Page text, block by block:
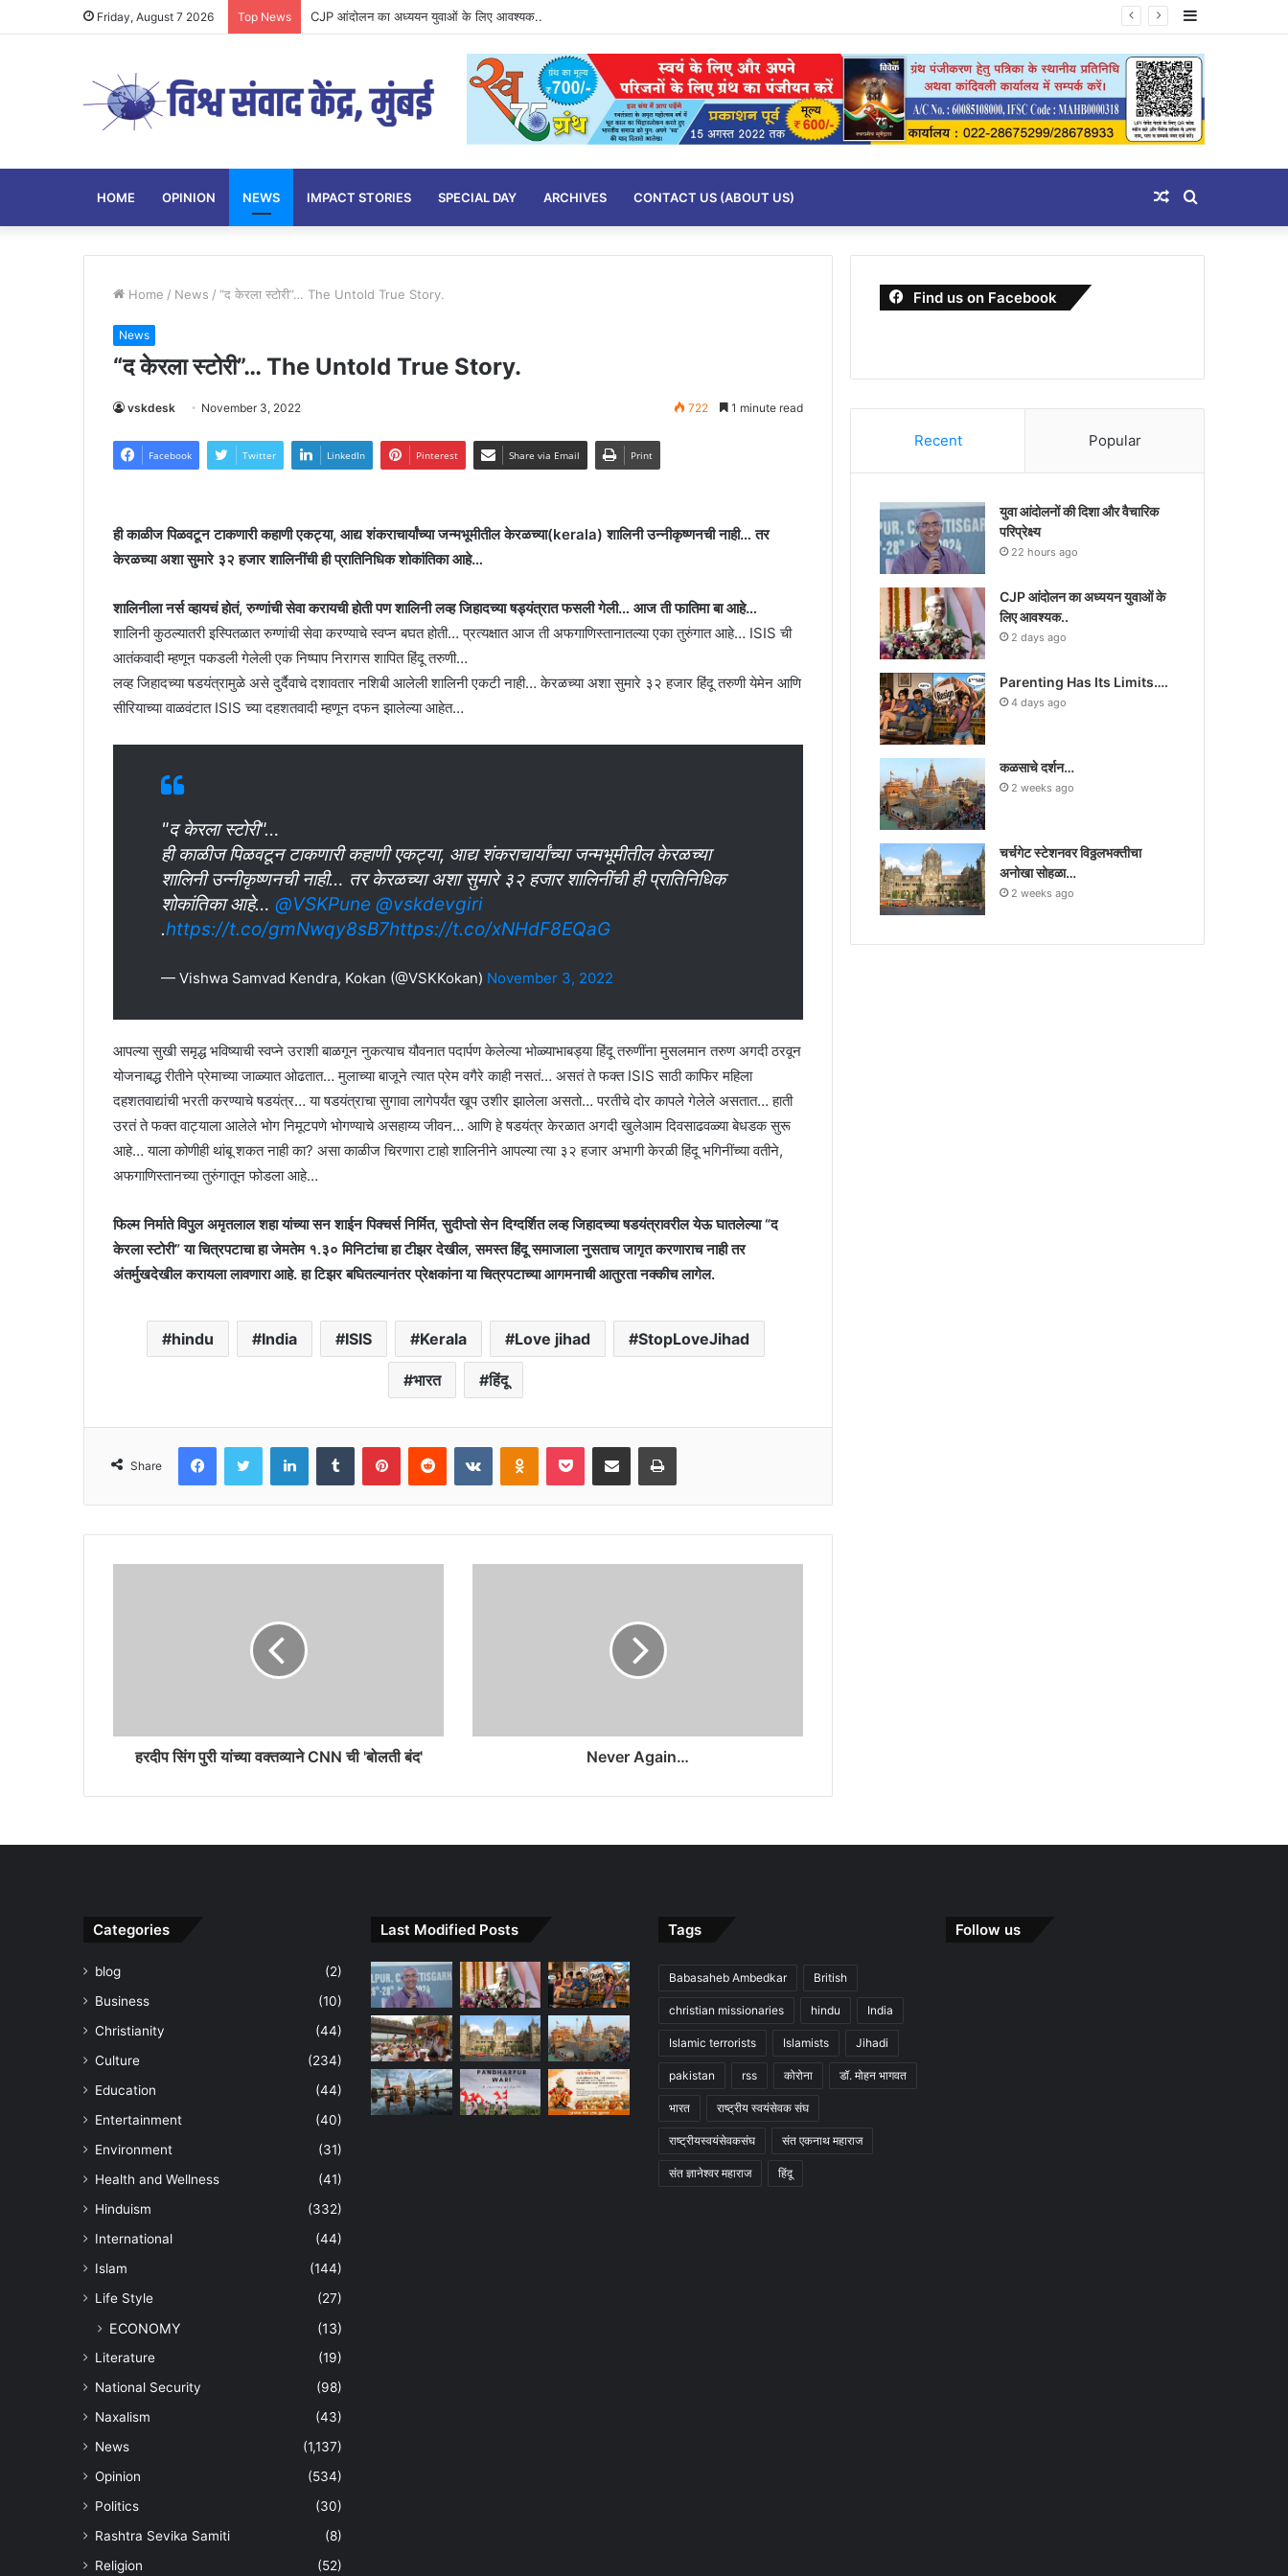
Friday, August 7 2026 Top News CJP आंदोलन का अध्ययन युवाओं के लिए आवश्यक.. Sidebar
HOME OPINION NEWS IMPACT STORIES SPECIAL DAY ARCHIVES CONTACT US (ABOUT US) Search
for
Random
Article
Home / News / “द केरला स्टोरी”… The Untold True Story.
News
“द केरला स्टोरी”… The Untold True Story.
vskdesk November 3, 2022 722 1 minute read
Facebook Twitter LinkedIn Pinterest Share via Email Print
ही काळीज पिळवटून टाकणारी कहाणी एकट्या, आद्य शंकराचार्यांच्या जन्मभूमीतील केरळच्या(kerala) शालिनी उन्नीकृष्णनची नाही… तर
केरळच्या अशा सुमारे ३२ हजार शालिनींची ही प्रातिनिधिक शोकांतिका आहे…
शालिनीला नर्स व्हायचं होतं, रुग्णांची सेवा करायची होती पण शालिनी लव्ह जिहादच्या षड्यंत्रात फसली गेली… आज ती फातिमा बा आहे…
शालिनी कुठल्यातरी इस्पितळात रुग्णांची सेवा करण्याचे स्वप्न बघत होती… प्रत्यक्षात आज ती अफगाणिस्तानातल्या एका तुरुंगात आहे… ISIS ची
आतंकवादी म्हणून पकडली गेलेली एक निष्पाप निरागस शापित हिंदू तरुणी…
लव्ह जिहादच्या षडयंत्रामुळे असे दुर्दैवाचे दशावतार नशिबी आलेली शालिनी एकटी नाही… केरळच्या अशा सुमारे ३२ हजार हिंदू तरुणी येमेन आणि
सीरियाच्या वाळवंटात ISIS च्या दहशतवादी म्हणून दफन झालेल्या आहेत…
"द केरला स्टोरी"…
ही काळीज पिळवटून टाकणारी कहाणी एकट्या, आद्य शंकराचार्यांच्या जन्मभूमीतील केरळच्या
शालिनी उन्नीकृष्णनची नाही… तर केरळच्या अशा सुमारे ३२ हजार शालिनींची ही प्रातिनिधिक
शोकांतिका आहे… @VSKPune @vskdevgiri
.https://t.co/gmNwqy8sB7https://t.co/xNHdF8EQaG
— Vishwa Samvad Kendra, Kokan (@VSKKokan) November 3, 2022
आपल्या सुखी समृद्ध भविष्याची स्वप्ने उराशी बाळगून नुकत्याच यौवनात पदार्पण केलेल्या भोळ्याभाबड्या हिंदू तरुणींना मुसलमान तरुण अगदी ठरवून
योजनाबद्ध रीतीने प्रेमाच्या जाळ्यात ओढतात… मुलाच्या बाजूने त्यात प्रेम वगैरे काही नसतं… असतं ते फक्त ISIS साठी काफिर महिला
दहशतवाद्यांची भरती करण्याचे षडयंत्र… या षडयंत्राचा सुगावा लागेपर्यंत खूप उशीर झालेला असतो… परतीचे दोर कापले गेलेले असतात… हाती
उरतं ते फक्त वाट्याला आलेले भोग निमूटपणे भोगण्याचे असहाय्य जीवन… आणि हे षडयंत्र केरळात अगदी खुलेआम दिवसाढवळ्या बेधडक सुरू
आहे… याला कोणीही थांबू शकत नाही का? असा काळीज चिरणारा टाहो शालिनीने आपल्या त्या ३२ हजार अभागी केरळी हिंदू भगिनींच्या वतीने,
अफगाणिस्तानच्या तुरुंगातून फोडला आहे…
फिल्म निर्माते विपुल अमृतलाल शहा यांच्या सन शाईन पिक्चर्स निर्मित, सुदीप्तो सेन दिग्दर्शित लव्ह जिहादच्या षडयंत्रावरील येऊ घातलेल्या “द
केरला स्टोरी” या चित्रपटाचा हा जेमतेम १.३० मिनिटांचा हा टीझर देखील, समस्त हिंदू समाजाला नुसताच जागृत करणाराच नाही तर
अंतर्मुखदेखील करायला लावणारा आहे. हा टिझर बघितल्यानंतर प्रेक्षकांना या चित्रपटाच्या आगमनाची आतुरता नक्कीच लागेल.
hindu India ISIS Kerala Love jihad StopLoveJihad
भारत हिंदू
Share
FacebookTwitter LinkedInTumblr PinterestReddit VKontakteOdnoklassniki
Pocket Share via Email Print
हरदीप सिंग पुरी यांच्या वक्तव्याने CNN ची 'बोलती बंद' Never Again…
Find us on Facebook
Recent Popular
युवा आंदोलनों की दिशा और वैचारिक
परिप्रेक्ष्य
22 hours ago
CJP आंदोलन का अध्ययन युवाओं के
लिए आवश्यक..
2 days ago
Parenting Has Its Limits….
4 days ago
कळसाचे दर्शन…
2 weeks ago
चर्चगेट स्टेशनवर विठ्ठलभक्तीचा
अनोखा सोहळा…
2 weeks ago
Categories
blog
(2)
Business
(10)
Christianity
(44)
Culture
(234)
Education
(44)
Entertainment
(40)
Environment
(31)
Health and Wellness
(41)
Hinduism
(332)
International
(44)
Islam
(144)
Life Style
(27)
ECONOMY (13)
Literature
(19)
National Security
(98)
Naxalism
(43)
News
(1,137)
Opinion
(534)
Politics
(30)
Rashtra Sevika Samiti
(8)
Religion
(52)
Last Modified Posts Tags
Babasaheb Ambedkar British
christian missionaries hindu India
Islamic terrorists Islamists Jihadi
pakistan rss कोरोना डॉ. मोहन भागवत
भारत राष्ट्रीय स्वयंसेवक संघ
राष्ट्रीयस्वयंसेवकसंघ संत एकनाथ महाराज
संत ज्ञानेश्वर महाराज हिंदू
Follow us